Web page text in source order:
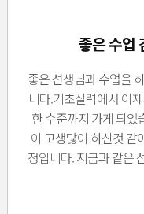
좋은 수업
좋은 선생님과 수업을
니다.기초실력에서 이
한 수준까지 가게 되었
이 고생많이 하신것 같
정입니다. 지금과 같은